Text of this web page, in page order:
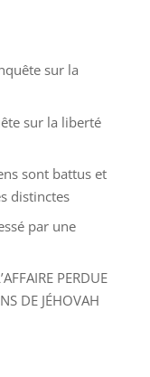
sur la
sur la liberté
sont battus et
distinctes
par une
PERDUE
DE JÉHOVAH